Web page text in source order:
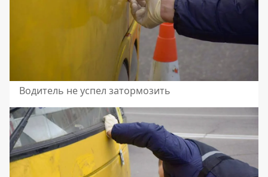
Водитель не успел затормозить